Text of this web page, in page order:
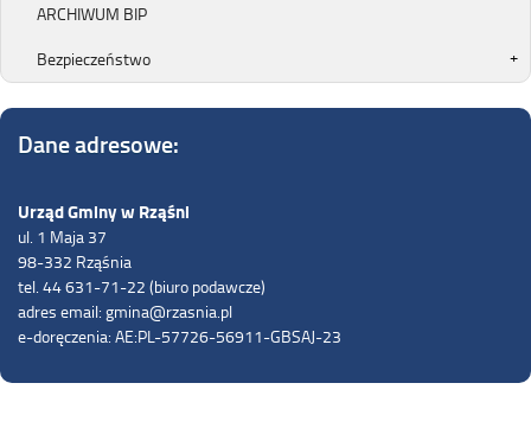
ARCHIWUM BIP
Bezpieczeństwo
Dane adresowe:
Urząd Gminy w Rząśni
ul. 1 Maja 37
98-332 Rząśnia
tel. 44 631-71-22 (biuro podawcze)
adres email: gmina@rzasnia.pl
e-doręczenia: AE:PL-57726-56911-GBSAJ-23